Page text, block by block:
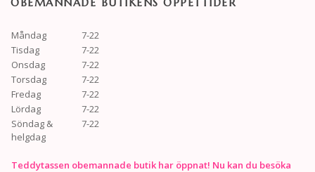
Måndag
7-22
Tisdag
7-22
Onsdag
7-22
Torsdag
7-22
Fredag
7-22
Lördag
7-22
Söndag &
helgdag
7-22
Teddytassen obemannade butik har öppnat! Nu kan du besöka